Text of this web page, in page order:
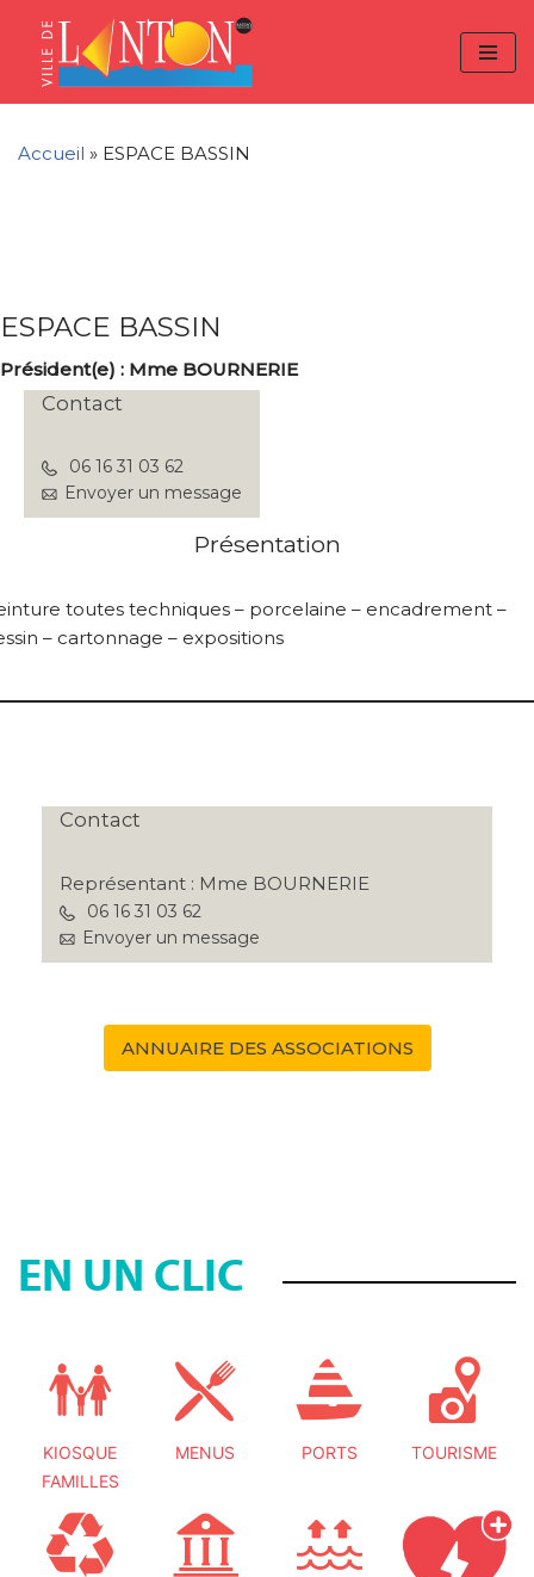
Content
navigation
Aller
Accueil » ESPACE BASSIN
ESPACE BASSIN
Président(e) : Mme BOURNERIE
Contact
06 16 31 03 62
Envoyer un message
Présentation
toutes techniques – porcelaine – encadrement –
– cartonnage – expositions
Contact
Représentant : Mme BOURNERIE
06 16 31 03 62
Envoyer un message
ANNUAIRE DES ASSOCIATIONS
EN UN CLIC
KIOSQUE
FAMILLES
MENUS PORTS TOURISME
Panneau de gestion des cookies